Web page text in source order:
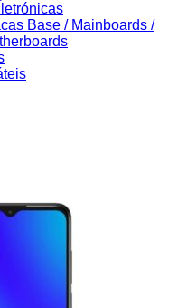
Base / Mainboards /